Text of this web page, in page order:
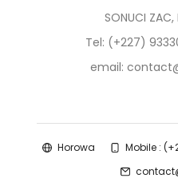
SONUCI
Tel: (+227)
email:
Horowa
Mobile :